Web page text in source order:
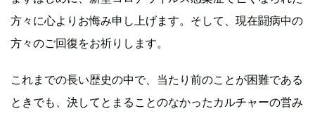
方々に心よりお悔み申し上げます。そして、現在闘病中の
方々のご回復をお祈りします。
これまでの長い歴史の中で、当たり前のことが困難である
ときでも、決してとまることのなかったカルチャーの営み